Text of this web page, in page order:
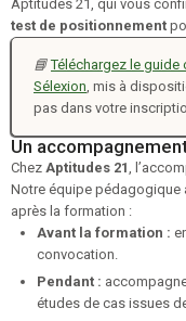
Aptitudes 21, qui vous
test de positionnement
📘Téléchargez le
Sélexion, mis à
pas dans votre
Un
Chez Aptitudes 21,
Notre équipe pédagogique
après la formation :
Avant la formation :
convocation.
Pendant :
études de cas issues